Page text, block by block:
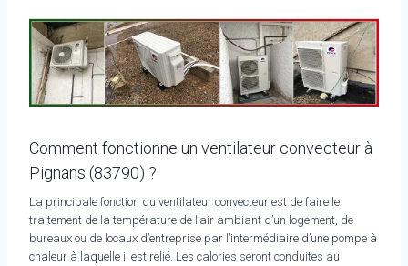
Comment fonctionne un ventilateur convecteur à
Pignans (83790) ?
La principale fonction du ventilateur convecteur est de faire le
traitement de la température de l’air ambiant d’un logement, de
bureaux ou de locaux d’entreprise par l’intermédiaire d’une pompe à
chaleur à laquelle il est relié. Les calories seront conduites au